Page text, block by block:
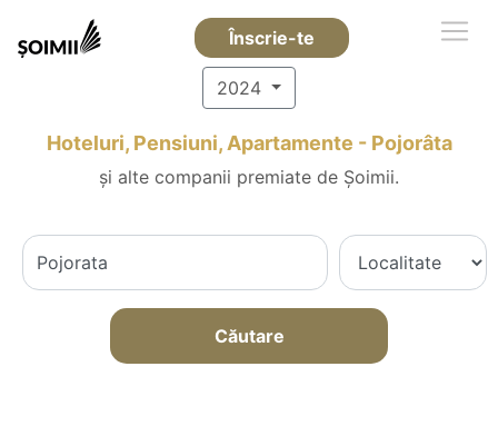
Înscrie-te
2024
Hoteluri, Pensiuni, Apartamente - Pojorâta
și alte companii premiate de Șoimii.
Căutare